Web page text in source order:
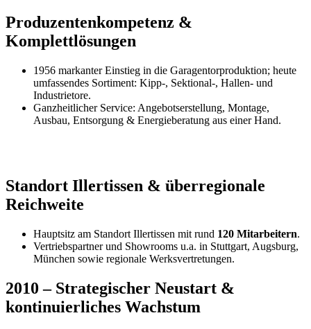
Produzentenkompetenz &
Komplettlösungen
1956 markanter Einstieg in die Garagentorproduktion; heute
umfassendes Sortiment: Kipp-, Sektional-, Hallen- und
Industrietore.
Ganzheitlicher Service: Angebotserstellung, Montage,
Ausbau, Entsorgung & Energieberatung aus einer Hand.
Standort Illertissen & überregionale
Reichweite
Hauptsitz am Standort Illertissen mit rund 120 Mitarbeitern.
Vertriebspartner und Showrooms u.a. in Stuttgart, Augsburg,
München sowie regionale Werksvertretungen.
2010 – Strategischer Neustart &
kontinuierliches Wachstum